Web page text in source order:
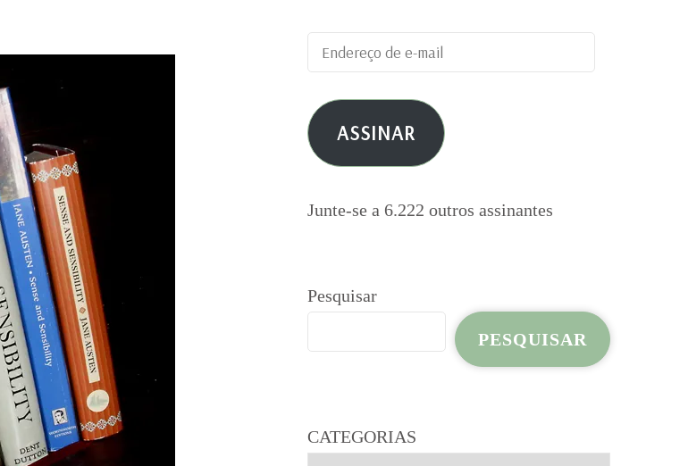
Endereço
de
e-
mail ASSINAR
Junte-se a 6.222 outros assinantes
Pesquisar
PESQUISAR
CATEGORIAS